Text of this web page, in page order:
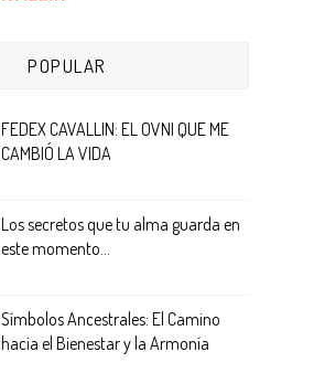
POPULAR
FEDEX CAVALLIN: EL OVNI QUE ME
CAMBIÓ LA VIDA
Los secretos que tu alma guarda en
este momento...
Símbolos Ancestrales: El Camino
hacia el Bienestar y la Armonía